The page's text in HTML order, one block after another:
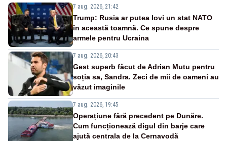
7 aug. 2026, 21:42
Trump: Rusia ar putea lovi un stat NATO
în această toamnă. Ce spune despre
armele pentru Ucraina
7 aug. 2026, 20:43
Gest superb făcut de Adrian Mutu pentru
soția sa, Sandra. Zeci de mii de oameni au
văzut imaginile
7 aug. 2026, 19:45
Operațiune fără precedent pe Dunăre.
Cum funcționează digul din barje care
ajută centrala de la Cernavodă